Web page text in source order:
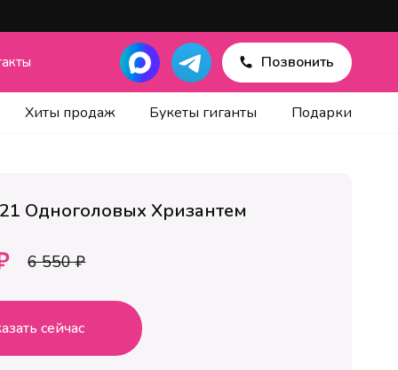
Позвонить
Хиты продаж Букеты гиганты Подарки
Одноголовых Хризантем
6 550 ₽
сейчас